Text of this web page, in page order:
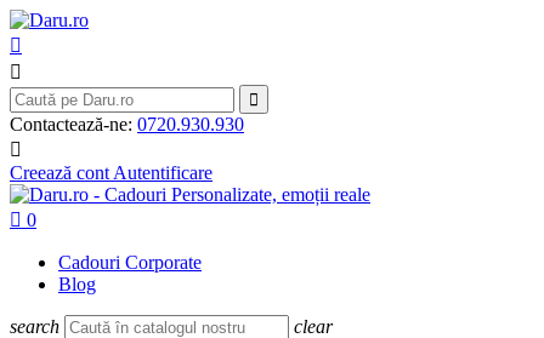



Contactează-ne: 0720.930.930

Creează cont Autentificare
 0
Cadouri Corporate
Blog
search
clear